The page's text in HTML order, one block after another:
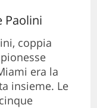
Paolini
coppia
era la
insieme. Le